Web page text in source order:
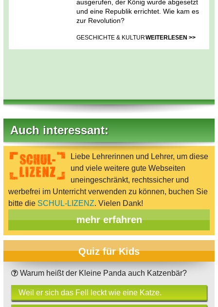
ausgerufen, der König wurde abgesetzt
und eine Republik errichtet. Wie kam es
zur Revolution?
GESCHICHTE & KULTURWEITERLESEN >>
Auch interessant:
Liebe Lehrerinnen und Lehrer, um diese
und viele weitere gute Webseiten
uneingeschränkt, rechtssicher und
werbefrei im Unterricht verwenden zu können, buchen Sie
bitte die SCHUL-LIZENZ. Vielen Dank!
mehr erfahren
Quiz für Kids
Warum heißt der Kleine Panda auch Katzenbär?
Weil er sich das Fell leckt wie eine Katze.